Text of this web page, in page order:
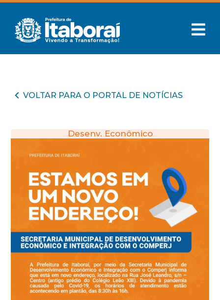
VOLTAR PARA O PORTAL DE NOTÍCIAS
Desenv. Econômico